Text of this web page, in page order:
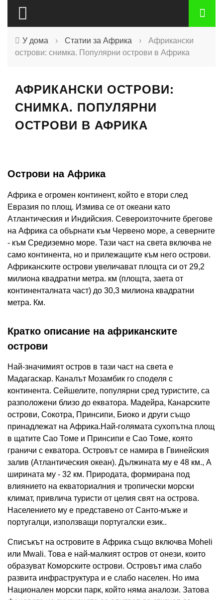
У дома › Статии за Африка ›
Африкански
острови: снимка. Популярни острови в Африка
АФРИКАНСКИ ОСТРОВИ:
СНИМКА. ПОПУЛЯРНИ
ОСТРОВИ В АФРИКА
Острови на Африка
Африка е огромен континент, който е втори след
Евразия по площ. Измива се от океани като
Атлантическия и Индийския. Североизточните брегове
на Африка са обърнати към Червено море, а северните
- към Средиземно море. Тази част на света включва не
само континента, но и прилежащите към него острови.
Африканските острови увеличават площта си от 29,2
милиона квадратни метра. км (площта, заета от
континенталната част) до 30,3 милиона квадратни
метра. Км.
Кратко описание на африканските
острови
Най-значимият остров в тази част на света е
Мадагаскар. Каналът Мозамбик го споделя с
континента. Сейшелите, популярни сред туристите, са
разположени близо до екватора. Мадейра, Канарските
острови, Сокотра, Принсипи, Биоко и други също
принадлежат на Африка.Най-голямата сухопътна площ
в щатите Сао Томе и Принсипи е Сао Томе, която
граничи с екватора. Островът се намира в Гвинейския
залив (Атлантическия океан). Дължината му е 48 км., А
ширината му - 32 км. Природата, формирана под
влиянието на екваториалния и тропически морски
климат, привлича туристи от целия свят на острова.
Населението му е представено от Санто-мъже и
португалци, използващи португалски език..
Списъкът на островите в Африка също включва Moheli
или Mwali. Това е най-малкият остров от онези, които
образуват Коморските острови. Островът има слабо
развита инфраструктура и е слабо населен. Но има
Национален морски парк, който няма аналози. Затова